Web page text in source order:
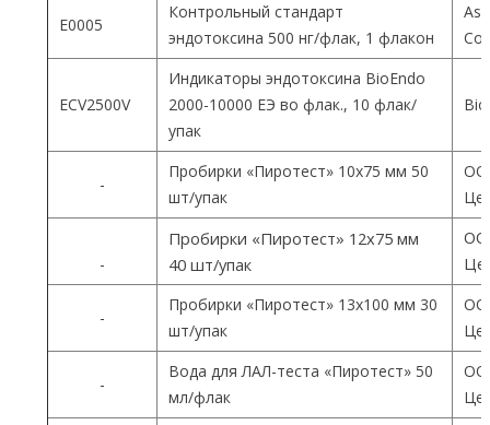
E0005
Контрольный стандарт
эндотоксина 500 нг/флак, 1 флакон
ECV2500V
Индикаторы эндотоксина BioEndo
2000-10000 ЕЭ во флак., 10 флак/
упак
-
Пробирки «Пиротест» 10х75 мм 50
шт/упак
-
Пробирки «Пиротест» 12х75 мм
40 шт/упак
-
Пробирки «Пиротест» 13х100 мм 30
шт/упак
-
Вода для ЛАЛ-теста «Пиротест» 50
мл/флак